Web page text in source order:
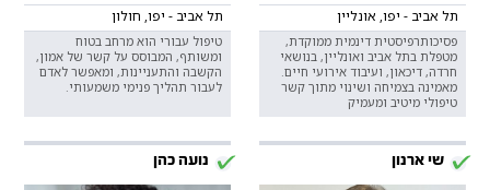
תל אביב - יפו, אונליין
פסיכותרפיסטית דינמית ממוקדת,
מטפלת בתל אביב ואונליין, בנושאי
חרדה, דיכאון, ועיבוד אירועי חיים.
מאמינה בצמיחה ושינוי מתוך קשר
טיפולי מיטיב ומעמיק
תל אביב - יפו, חולון
טיפול עבורי הוא מרחב בטוח
ומשותף, המבוסס על קשר של אמון,
הקשבה והתעניינות, ומאפשר לאדם
לעבור תהליך פנימי משמעותי.
שי ארנון נועה כהן